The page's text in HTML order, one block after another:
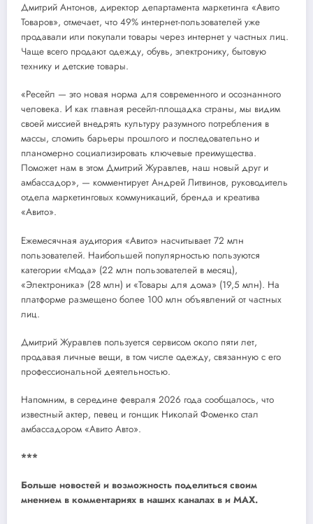
Дмитрий Антонов, директор департамента маркетинга «Авито
Товаров», отмечает, что 49% интернет-пользователей уже
продавали или покупали товары через интернет у частных лиц.
Чаще всего продают одежду, обувь, электронику, бытовую
технику и детские товары.
«Ресейл — это новая норма для современного и осознанного
человека. И как главная ресейл-площадка страны, мы видим
своей миссией внедрять культуру разумного потребления в
массы, сломить барьеры прошлого и последовательно и
планомерно социализировать ключевые преимущества.
Поможет нам в этом Дмитрий Журавлев, наш новый друг и
амбассадор», — комментирует Андрей Литвинов, руководитель
отдела маркетинговых коммуникаций, бренда и креатива
«Авито».
Ежемесячная аудитория «Авито» насчитывает 72 млн
пользователей. Наибольшей популярностью пользуются
категории «Мода» (22 млн пользователей в месяц),
«Электроника» (28 млн) и «Товары для дома» (19,5 млн). На
платформе размещено более 100 млн объявлений от частных
лиц.
Дмитрий Журавлев пользуется сервисом около пяти лет,
продавая личные вещи, в том числе одежду, связанную с его
профессиональной деятельностью.
Напомним, в середине февраля 2026 года сообщалось, что
известный актер, певец и гонщик Николай Фоменко стал
амбассадором «Авито Авто».
***
Больше новостей и возможность поделиться своим
мнением в комментариях в наших каналах в и MAX.